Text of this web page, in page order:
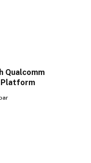
Qualcomm
Platform